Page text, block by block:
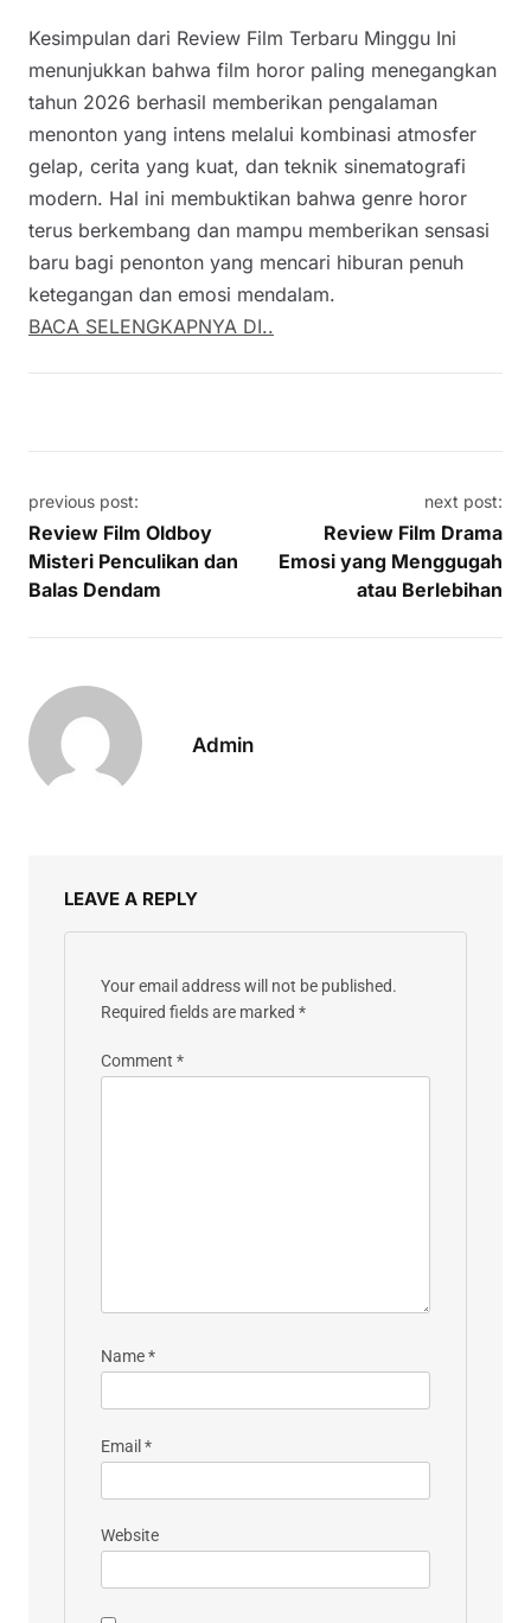
Kesimpulan dari Review Film Terbaru Minggu Ini
menunjukkan bahwa film horor paling menegangkan
tahun 2026 berhasil memberikan pengalaman
menonton yang intens melalui kombinasi atmosfer
gelap, cerita yang kuat, dan teknik sinematografi
modern. Hal ini membuktikan bahwa genre horor
terus berkembang dan mampu memberikan sensasi
baru bagi penonton yang mencari hiburan penuh
ketegangan dan emosi mendalam.
BACA SELENGKAPNYA DI..
Post navigation
previous post:
Review Film Oldboy
Misteri Penculikan dan
Balas Dendam
next post:
Review Film Drama
Emosi yang Menggugah
atau Berlebihan
Admin
LEAVE A REPLY
Your email address will not be published.
Required fields are marked *
Comment *
Name*
Email *
Website